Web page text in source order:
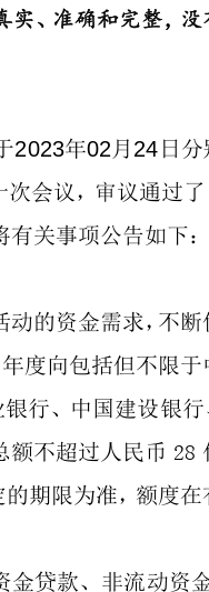
、准确和完整，没
2023年02月 24 日 分
次会议，审议通过 了
有关事项公告如下：
的资金需求，不断
年度向包括但不限于
行、中国建设银行
额不超过人民币 28
期限为准，额度在
金贷款、非流动资